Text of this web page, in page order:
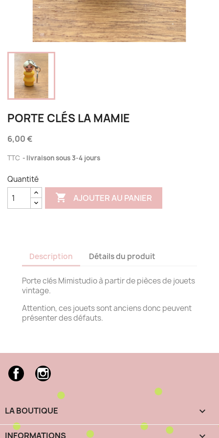
PORTE CLÉS LA MAMIE
6,00 €
TTC livraison sous 3-4 jours
Quantité
 AJOUTER AU PANIER
Description Détails du produit
Porte clés Mimistudio à partir de pièces de jouets
vintage.
Attention, ces jouets sont anciens donc peuvent
présenter des défauts.
FacebookInstagram
LA BOUTIQUE 
INFORMATIONS